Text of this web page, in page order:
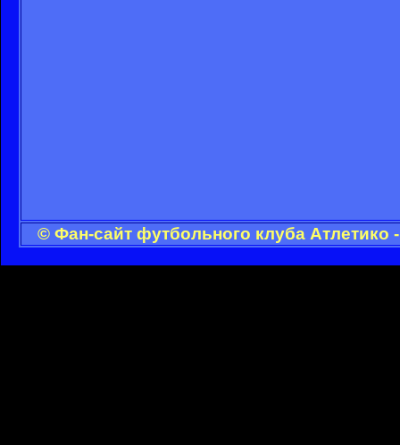
© Фан-сайт футбольного клуба